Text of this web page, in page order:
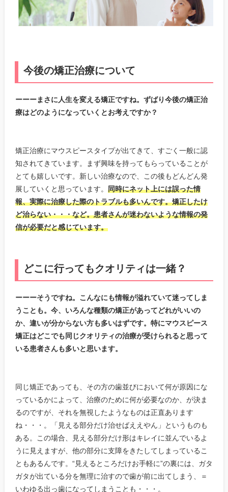
今後の矯正治療について
ーーーまさに人生を変える矯正ですね。ずばり今後の矯正治
療はどのようになっていくとお考えですか？
矯正治療にマウスピースタイプが出てきて、すごく一般に認
知されてきています。まず興味を持ってもらっていることが
とても嬉しいです。新しい治療なので、この後もどんどん発
展していくと思っています。 同時にネット上には誤った情
報、実際に治療した際のトラブルも多いんです。矯正したけ
ど治らない・・・など。患者さんが迷わないような情報の発
信が必要だと感じています。
どこに行ってもクオリティは一緒？
ーーーそうですね。こんなにも情報が溢れていて迷ってしま
うことも。今、いろんな種類の矯正があってどれがいいの
か、違いが分からない方も多いはずです。特にマウスピース
矯正はどこでも同じクオリティの治療が受けられると思って
いる患者さんも多いと思います。
同じ矯正であっても、その方の歯並びにおいて何が原因にな
っているかによって、治療のために何が必要なのか、が決ま
るのですが、それを無視したようなものは正直あります
ね・・・。「見える部分だけ治せばええやん」というものも
ある。この場合、見える部分だけ形はキレイに並んでいるよ
うに見えますが、他の部分に支障をきたしてしまっているこ
ともあるんです。“見えるところだけお手軽に”の裏には、ガタ
ガタが出ている分を無理に治すので歯が前に出てしまう、＝
いわゆる出っ歯になってしまうことも・・・。